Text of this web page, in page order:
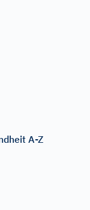
A-Z